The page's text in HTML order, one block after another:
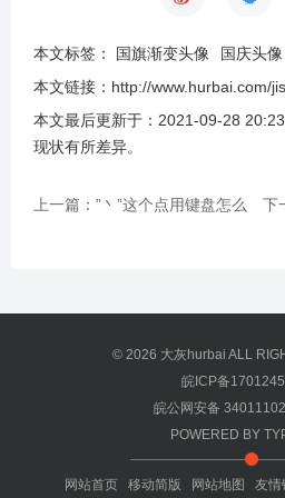
本文标签： 国旗渐变头像
国庆头像
本文链接： http://www.hurbai.com/
本文最后更新于： 2021-09-28
现状有所差异。
上一篇：”丶”这个点用键盘怎么 下
© 2026 大灰hurbai ALL
皖ICP备
皖公网安备
POWERED BY
网站首页 移动简版 网站地图 友情